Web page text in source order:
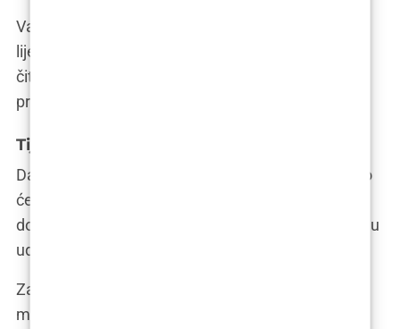
Vaš kirurg će vam dati detaljne upute o prehrani,
lijekovima i načinu života prije zahvata. To je kao
čitanje karte prije putovanja – pomaže vam da se
pripremite i izbjegnete neugodna iznenađenja.
Tijek zahvata
Dan zahvata je kao početak vašeg putovanja. Prvo
ćete dobiti anesteziju, koja će vas uljuljkati u san
dok kirurg radi svoju magiju. To je kao da sjednete u
udoban vlak i prepustite se vožnji.
Zatim slijedi liposukcija, postupak kojim se uzima
mast s jednog dijela tijela. To je kao da iskopate